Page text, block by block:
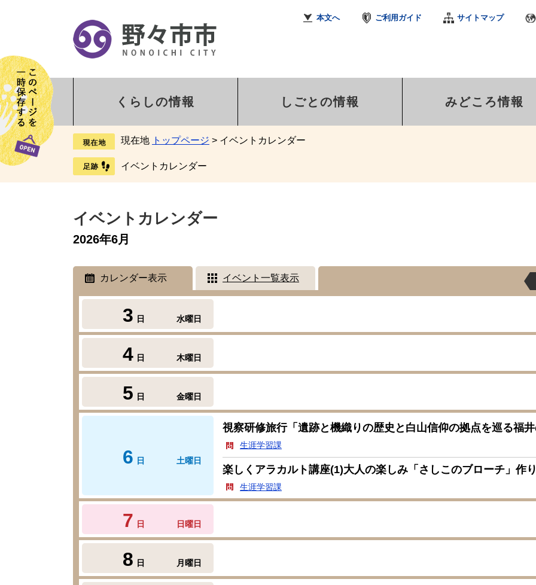
本文へ ご利用ガイド サイトマップ
くらしの情報 しごとの情報 みどころ情報
現在地 トップページ > イベントカレンダー
イベントカレンダー
イベントカレンダー
2026年6月
カレンダー表示 イベント一覧表示
3 日 水曜日
4 日 木曜日
5 日 金曜日
6 日 土曜日
視察研修旅行「遺跡と機織りの歴史と白山信仰の拠点を巡る福
生涯学習課
楽しくアラカルト講座(1)大人の楽しみ「さしこのブローチ」作
生涯学習課
7 日 日曜日
8 日 月曜日